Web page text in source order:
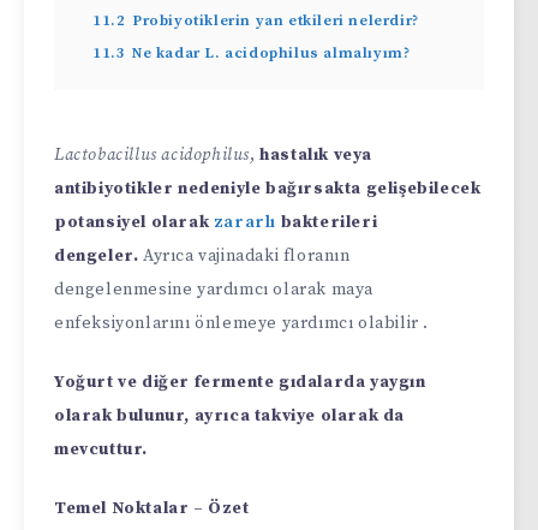
11.2 Probiyotiklerin yan etkileri nelerdir?
11.3 Ne kadar L. acidophilus almalıyım?
Lactobacillus acidophilus, hastalık veya
antibiyotikler nedeniyle bağırsakta gelişebilecek
potansiyel olarak zararlı bakterileri
dengeler. Ayrıca vajinadaki floranın
dengelenmesine yardımcı olarak maya
enfeksiyonlarını önlemeye yardımcı olabilir .
Yoğurt ve diğer fermente gıdalarda yaygın
olarak bulunur, ayrıca takviye olarak da
mevcuttur.
Temel Noktalar – Özet